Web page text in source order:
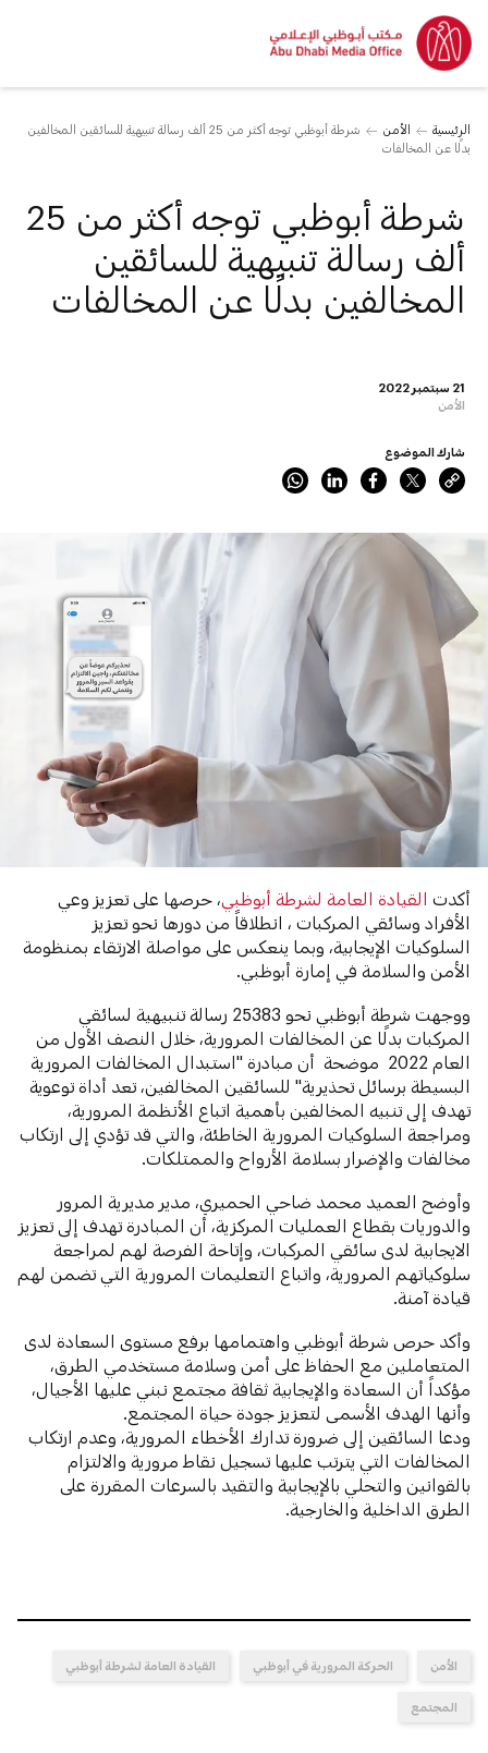
الرئيسية الأمن
شرطة أبوظبي توجه أكثر من 25 ألف رسالة تنبيهية للسائقين المخالفين
بدلًا عن المخالفات
21 سبتمبر 2022
الأمن
شرطة أبوظبي توجه أكثر من 25
ألف رسالة تنبيهية للسائقين
المخالفين بدلًا عن المخالفات
شارك الموضوع
أكدتالقيادة العامة لشرطة أبوظبي ، حرصها على تعزيز وعي
الأفراد وسائقي المركبات ، انطلاقاً من دورها نحو تعزيز
السلوكيات الإيجابية، وبما ينعكس على مواصلة الارتقاء بمنظومة
الأمن والسلامة في إمارة أبوظبي.
ووجهت شرطة أبوظبي نحو 25383 رسالة تنبيهية لسائقي
المركبات بدلًا عن المخالفات المرورية، خلال النصف الأول من
العام 2022 موضحة أن مبادرة "استبدال المخالفات المرورية
البسيطة برسائل تحذيرية" للسائقين المخالفين، تعد أداة توعوية
تهدف إلى تنبيه المخالفين بأهمية اتباع الأنظمة المرورية،
ومراجعة السلوكيات المرورية الخاطئة، والتي قد تؤدي إلى ارتكاب
مخالفات والإضرار بسلامة الأرواح والممتلكات.
وأوضح العميد محمد ضاحي الحميري، مدير مديرية المرور
والدوريات بقطاع العمليات المركزية، أن المبادرة تهدف إلى تعزيز
الايجابية لدى سائقي المركبات، وإتاحة الفرصة لهم لمراجعة
سلوكياتهم المرورية، واتباع التعليمات المرورية التي تضمن لهم
قيادة آمنة.
وأكد حرص شرطة أبوظبي واهتمامها برفع مستوى السعادة لدى
المتعاملين مع الحفاظ على أمن وسلامة مستخدمي الطرق،
مؤكداً أن السعادة والإيجابية ثقافة مجتمع نبني عليها الأجيال،
وأنها الهدف الأسمى لتعزيز جودة حياة المجتمع.
ودعا السائقين إلى ضرورة تدارك الأخطاء المرورية، وعدم ارتكاب
المخالفات التي يترتب عليها تسجيل نقاط مرورية والالتزام
بالقوانين والتحلي بالإيجابية والتقيد بالسرعات المقررة على
الطرق الداخلية والخارجية.
الأمن الحركة المرورية في أبوظبي القيادة العامة لشرطة أبوظبي
المجتمع